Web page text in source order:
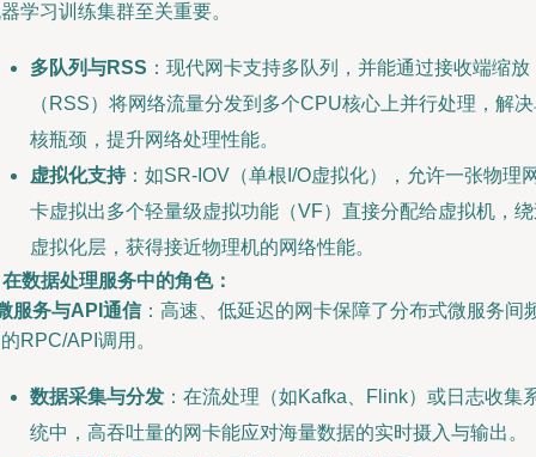
学习训练集群至关重要。
多队列与RSS ：现代网卡支持多队列，并能通过接收端缩放
（RSS）将网络流量分发到多个CPU核心上并行处理，解
核瓶颈，提升网络处理性能。
虚拟化支持：如SR-IOV（单根I/O虚拟化），允许一张物理
卡虚拟出多个轻量级虚拟功能（VF）直接分配给虚拟机，
虚拟化层，获得接近物理机的网络性能。
数据处理服务中的角色：
服务与API通信：高速、低延迟的网卡保障了分布式微服务间
RPC/API调用。
数据采集与分发 ：在流处理（如Kafka、Flink）或日志收集
统中，高吞吐量的网卡能应对海量数据的实时摄入与输出。